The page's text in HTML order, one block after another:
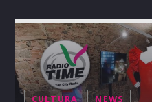
CULTURA NEWS